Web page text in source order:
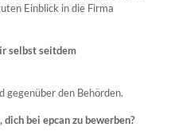
Einblick in die Firma
selbst seitdem
gegenüber den Behörden.
bei epcan zu bewerben?